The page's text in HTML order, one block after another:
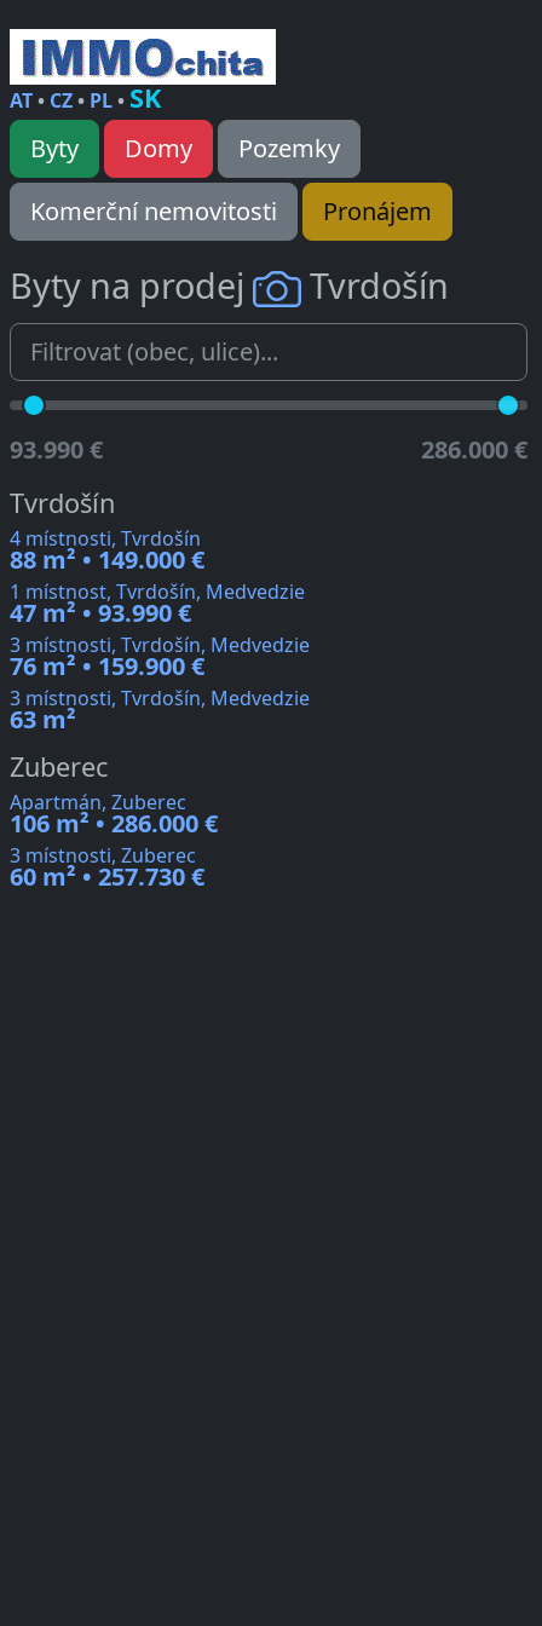
AT• CZ• PL• SK
Byty Domy
Pozemky
Komerční nemovitosti
Pronájem
Byty na prodej Tvrdošín
93.990 € 286.000 €
Tvrdošín
4 místnosti, Tvrdošín
88 m² • 149.000 €
1 místnost, Tvrdošín, Medvedzie
47 m² • 93.990 €
3 místnosti, Tvrdošín, Medvedzie
76 m² • 159.900 €
3 místnosti, Tvrdošín, Medvedzie
63 m²
Zuberec
Apartmán, Zuberec
106 m² • 286.000 €
3 místnosti, Zuberec
60 m² • 257.730 €